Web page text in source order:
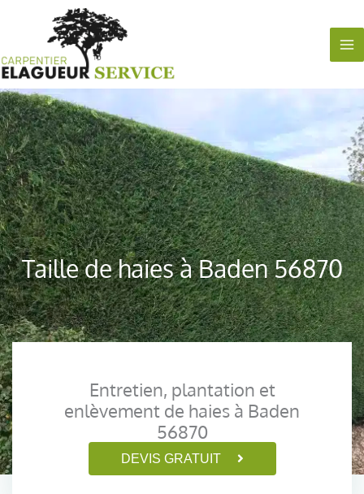
Taille de haies à Baden 56870
Entretien, plantation et
enlèvement de haies à Baden
56870
DEVIS GRATUIT